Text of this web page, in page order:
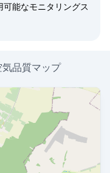
可能なモニタリングス
品質マップ